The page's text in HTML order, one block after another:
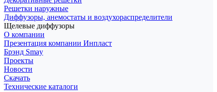
Решетки наружные
Диффузоры, анемостаты и воздухораспределители
Щелевые диффузоры
О компании
Презентация компании Инпласт
Брэнд Smay
Проекты
Новости
Скачать
Технические каталоги